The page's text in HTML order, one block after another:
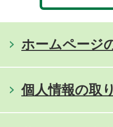
ホームページ
個人情報の取